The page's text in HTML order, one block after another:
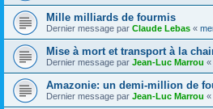
Mille milliards de fourmis
Dernier message par Claude Lebas «
Mise à mort et transport à la
Dernier message par Jean-Luc Marrou «
Amazonie: un demi-million de
Dernier message par Jean-Luc Marrou «